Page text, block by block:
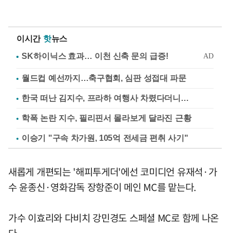
이시간 핫뉴스
월드컵 예선까지…축구협회, 심판 성접대 파문
한국 떠난 김지수, 프라하 여행사 차렸다더니…
학폭 논란 지수, 필리핀서 몰라보게 달라진 근황
이승기 "구속 차가원, 105억 전세금 편취 사기"
새롭게 개편되는 '해피투게더'에선 코미디언 유재석·가
수 윤종신·영화감독 장항준이 메인 MC를 맡는다.
가수 이효리와 다비치 강민경도 스페셜 MC로 함께 나온